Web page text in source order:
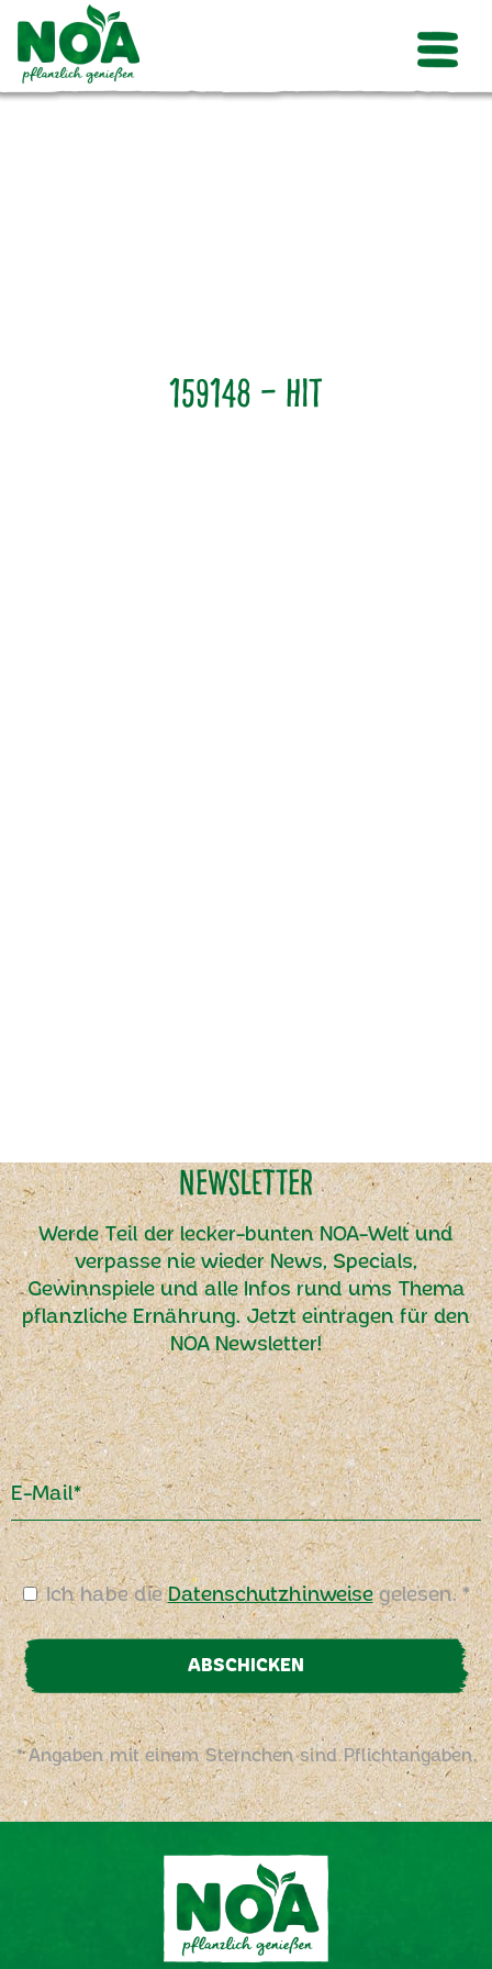
159148 – Hit
Newsletter
Werde Teil der lecker-bunten NOA-Welt und
verpasse nie wieder News, Specials,
Gewinnspiele und alle Infos rund ums Thema
pflanzliche Ernährung. Jetzt eintragen für den
NOA Newsletter!
E-Mail*
Ich habe dieDatenschutzhinweisegelesen. *
ABSCHICKEN
* Angaben mit einem Sternchen sind Pflichtangaben.